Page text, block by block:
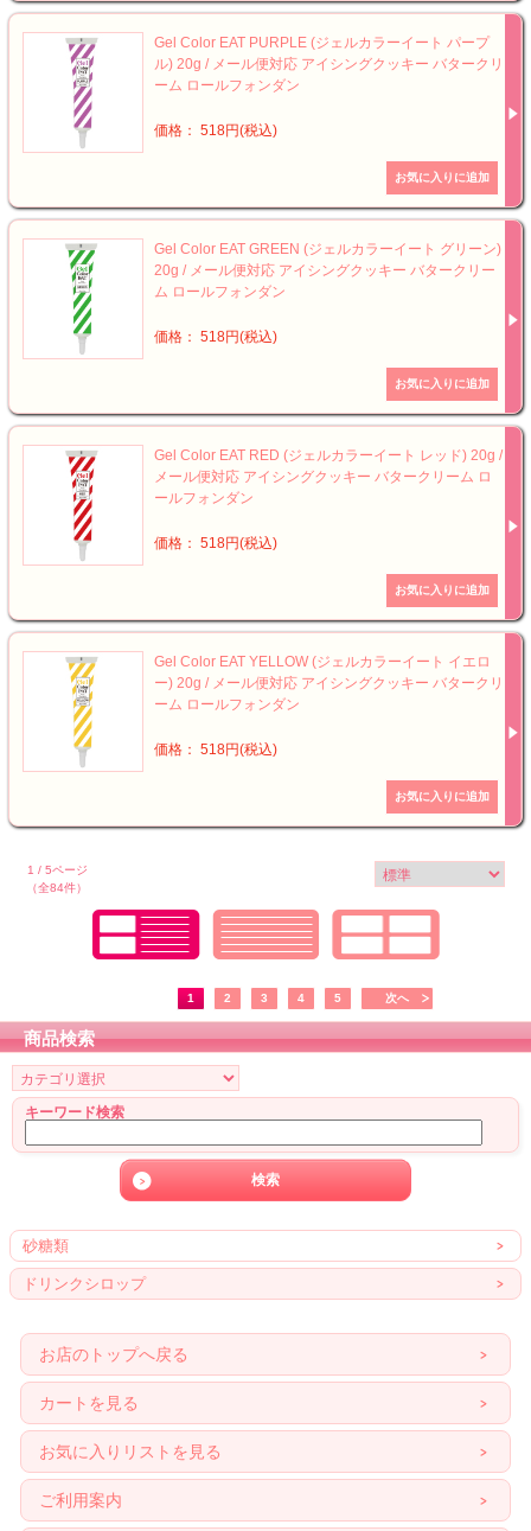
Gel Color EAT PURPLE (ジェルカラーイート パープ
ル) 20g / メール便対応 アイシングクッキー バタークリ
ーム ロールフォンダン
価格： 518円(税込)
Gel Color EAT GREEN (ジェルカラーイート グリーン)
20g / メール便対応 アイシングクッキー バタークリー
ム ロールフォンダン
価格： 518円(税込)
Gel Color EAT RED (ジェルカラーイート レッド) 20g /
メール便対応 アイシングクッキー バタークリーム ロ
ールフォンダン
価格： 518円(税込)
Gel Color EAT YELLOW (ジェルカラーイート イエロ
ー) 20g / メール便対応 アイシングクッキー バタークリ
ーム ロールフォンダン
価格： 518円(税込)
1 / 5ページ
（全84件）
1 2 3 4 5 次へ
商品検索
キーワード検索
砂糖類
ドリンクシロップ
お店のトップへ戻る
カートを見る
お気に入りリストを見る
ご利用案内